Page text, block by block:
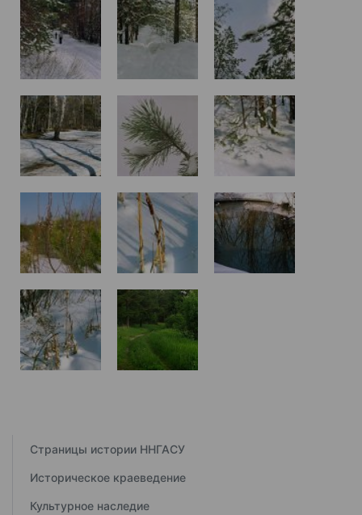
Страницы истории ННГАСУ
Историческое краеведение
Культурное наследие